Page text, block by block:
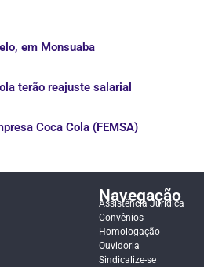
em Monsuaba
terão reajuste salarial
Coca Cola (FEMSA)
Navegação
Assistência Jurídica
Convênios
Homologação
Ouvidoria
Sindicalize-se